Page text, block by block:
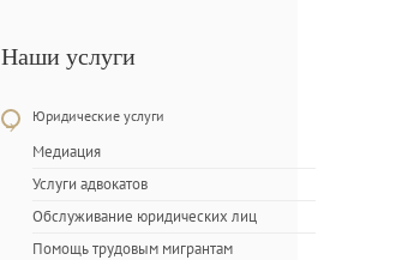
Наши услуги
Юридические услуги
Медиация
Услуги адвокатов
Обслуживание юридических лиц
Помощь трудовым мигрантам